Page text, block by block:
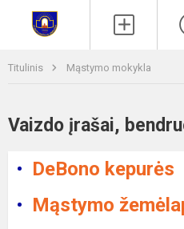
Titulinis Mąstymo mokykla
Vaizdo įrašai,
DeBono kepurės
Mąstymo